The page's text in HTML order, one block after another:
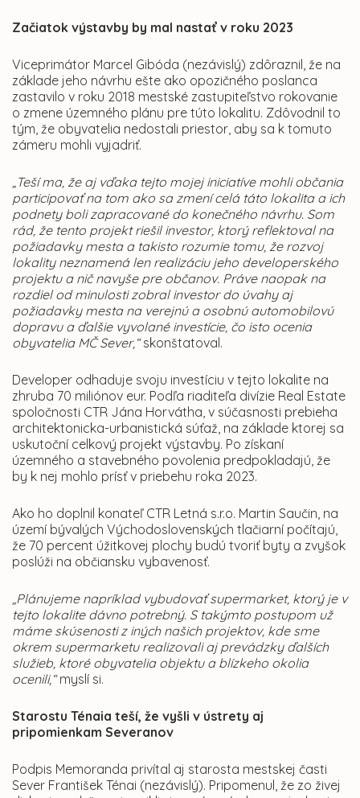
Začiatok výstavby by mal nastať v roku 2023
Viceprimátor Marcel Gibóda (nezávislý) zdôraznil, že na
základe jeho návrhu ešte ako opozičného poslanca
zastavilo v roku 2018 mestské zastupiteľstvo rokovanie
o zmene územného plánu pre túto lokalitu. Zdôvodnil to
tým, že obyvatelia nedostali priestor, aby sa k tomuto
zámeru mohli vyjadriť.
„Teší ma, že aj vďaka tejto mojej iniciatíve mohli občania
participovať na tom ako sa zmení celá táto lokalita a ich
podnety boli zapracované do konečného návrhu. Som
rád, že tento projekt riešil investor, ktorý reflektoval na
požiadavky mesta a takisto rozumie tomu, že rozvoj
lokality neznamená len realizáciu jeho developerského
projektu a nič navyše pre občanov. Práve naopak na
rozdiel od minulosti zobral investor do úvahy aj
požiadavky mesta na verejnú a osobnú automobilovú
dopravu a ďalšie vyvolané investície, čo isto ocenia
obyvatelia MČ Sever,“skonštatoval.
Developer odhaduje svoju investíciu v tejto lokalite na
zhruba 70 miliónov eur. Podľa riaditeľa divízie Real Estate
spoločnosti CTR Jána Horvátha, v súčasnosti prebieha
architektonicka-urbanistická súťaž, na základe ktorej sa
uskutoční celkový projekt výstavby. Po získaní
územného a stavebného povolenia predpokladajú, že
by k nej mohlo prísť v priebehu roka 2023.
Ako ho doplnil konateľ CTR Letná s.r.o. Martin Saučin, na
území bývalých Východoslovenských tlačiarní počítajú,
že 70 percent úžitkovej plochy budú tvoriť byty a zvyšok
poslúži na občiansku vybavenosť.
„Plánujeme napríklad vybudovať supermarket, ktorý je v
tejto lokalite dávno potrebný. S takýmto postupom už
máme skúsenosti z iných našich projektov, kde sme
okrem supermarketu realizovali aj prevádzky ďalších
služieb, ktoré obyvatelia objektu a blízkeho okolia
ocenili,“myslí si.
Starostu Ténaia teší, že vyšli v ústrety aj
pripomienkam Severanov
Podpis Memoranda privítal aj starosta mestskej časti
Sever František Ténai (nezávislý). Pripomenul, že zo živej